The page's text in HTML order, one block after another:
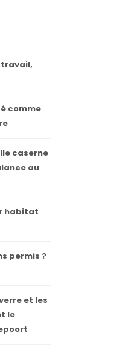
travail,
comme
caserne
au
habitat
permis ?
et les
le